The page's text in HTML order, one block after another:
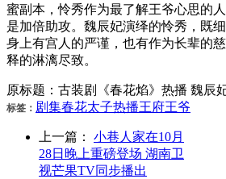
蜜副本，怜秀作为最了解王爷心思的
是加倍助攻。魏辰妃演绎的怜秀，既
身上有宫人的严谨，也有作为长辈的
释的淋漓尽致。
原标题：古装剧《春花焰》热播 魏辰
标签： 剧集春花太子热播王府王爷
上一篇：
小巷人家在10月
28日晚上重磅登场 湖南卫
视芒果TV同步播出